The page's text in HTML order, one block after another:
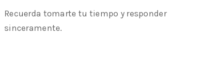
Recuerda tomarte tu tiempo y responder
sinceramente.